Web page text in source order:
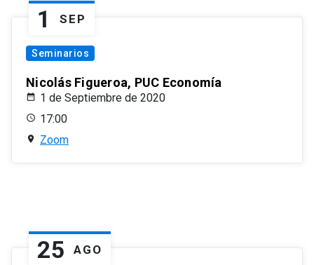
1 SEP
Seminarios
Nicolás Figueroa, PUC Economía
1 de Septiembre de 2020
17:00
Zoom
25 AGO